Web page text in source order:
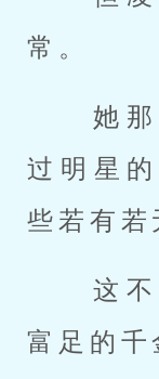
常。
她
过明星
些若有若
富足的千